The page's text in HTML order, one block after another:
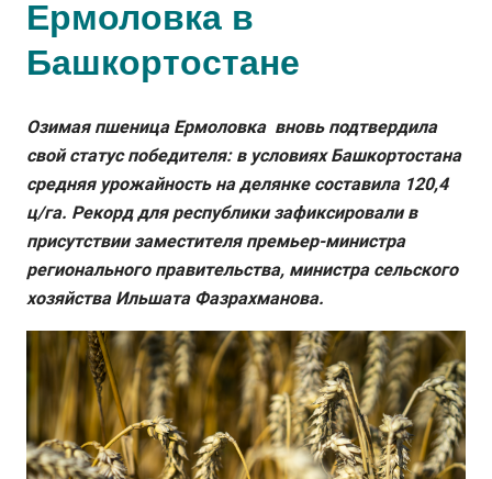
Ермоловка в
Башкортостане
Озимая пшеница Ермоловка вновь подтвердила
свой статус победителя: в условиях Башкортостана
средняя урожайность на делянке составила 120,4
ц/га. Рекорд для республики зафиксировали в
присутствии заместителя премьер-министра
регионального правительства, министра сельского
хозяйства Ильшата Фазрахманова.